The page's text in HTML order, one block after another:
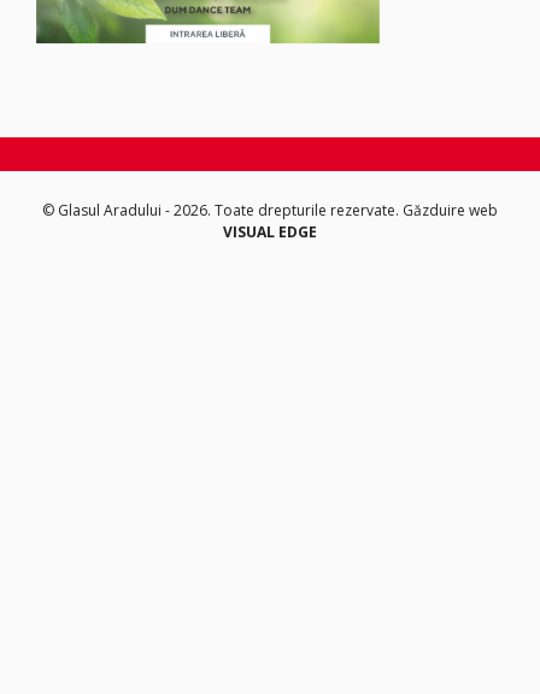
© Glasul Aradului - 2026. Toate drepturile rezervate. Găzduire web
VISUAL EDGE